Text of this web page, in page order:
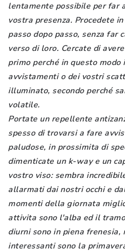
lentamente possibile per far
vostra presenza. Procedete
passo dopo passo, senza far
verso di loro. Cercate di
primo perché in questo
avvistamenti o dei vostri
illuminato, secondo perché
volatile.
Portate un repellente
spesso di trovarsi a fare
paludose, in prossimita di
dimenticate un k-way e un
vostro viso: sembra
allarmati dai nostri occhi e
momenti della giornata
attivita sono l'alba ed il
diurni sono in piena
interessanti sono la